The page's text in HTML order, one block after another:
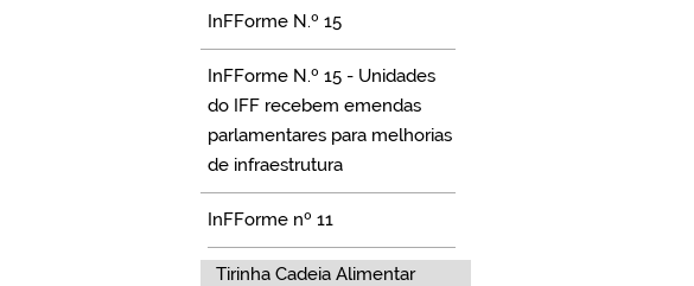
InFForme N.º 15
InFForme N.º 15 - Unidades
do IFF recebem emendas
parlamentares para melhorias
de infraestrutura
InFForme nº 11
Tirinha Cadeia Alimentar